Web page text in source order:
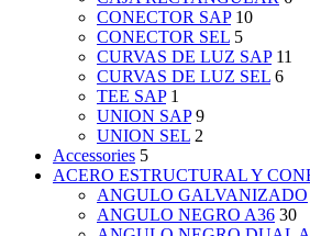
CONECTOR SAP 10
CONECTOR SEL 5
CURVAS DE LUZ SAP 11
CURVAS DE LUZ SEL 6
TEE SAP 1
UNION SAP 9
UNION SEL 2
Accessories 5
ACERO ESTRUCTURAL Y
ANGULO GALVANIZADO
ANGULO NEGRO A36 30